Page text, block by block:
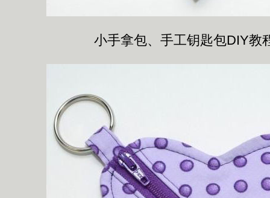
小手拿包、手工钥匙包DIY教